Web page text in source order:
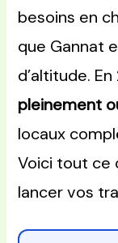
besoins en
que Gannat
d’altitude.
pleinement
locaux
Voici tout ce
lancer vos